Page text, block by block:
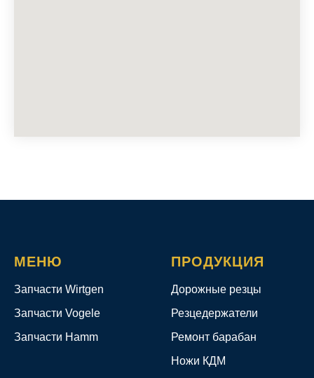
МЕНЮ
Запчасти Wirtgen
Запчасти Vogele
Запчасти Hamm
ПРОДУКЦИЯ
Дорожные резцы
Резцедержатели
Ремонт барабан
Ножи КДМ